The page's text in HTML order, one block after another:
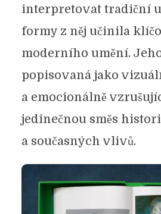
interpretovat tradiční
formy z něj učinila
moderního umění.
popisovaná jako
a emocionálně
jedinečnou směs
a současných vlivů.